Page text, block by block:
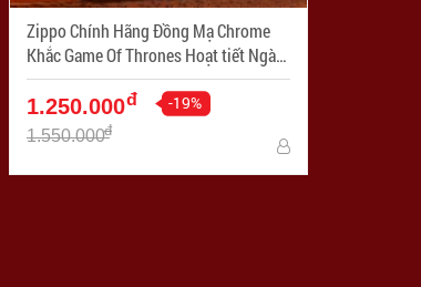
Zippo Chính Hãng Đồng Mạ Chrome
Khắc Game Of Thrones Hoạt tiết Ngàn
Kiếm - Mã SP: ZPC1079-250
1.250.000đ -19%
1.550.000đ